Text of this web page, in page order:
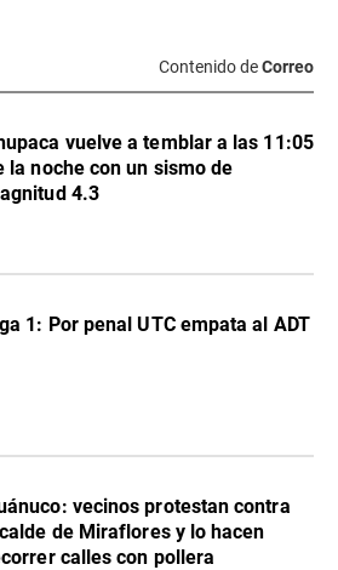
Contenido deCorreo
vuelve a temblar a las 11:05
la noche con un sismo de
4.3
1: Por penal UTC empata al ADT
vecinos protestan contra
de Miraflores y lo hacen
calles con pollera